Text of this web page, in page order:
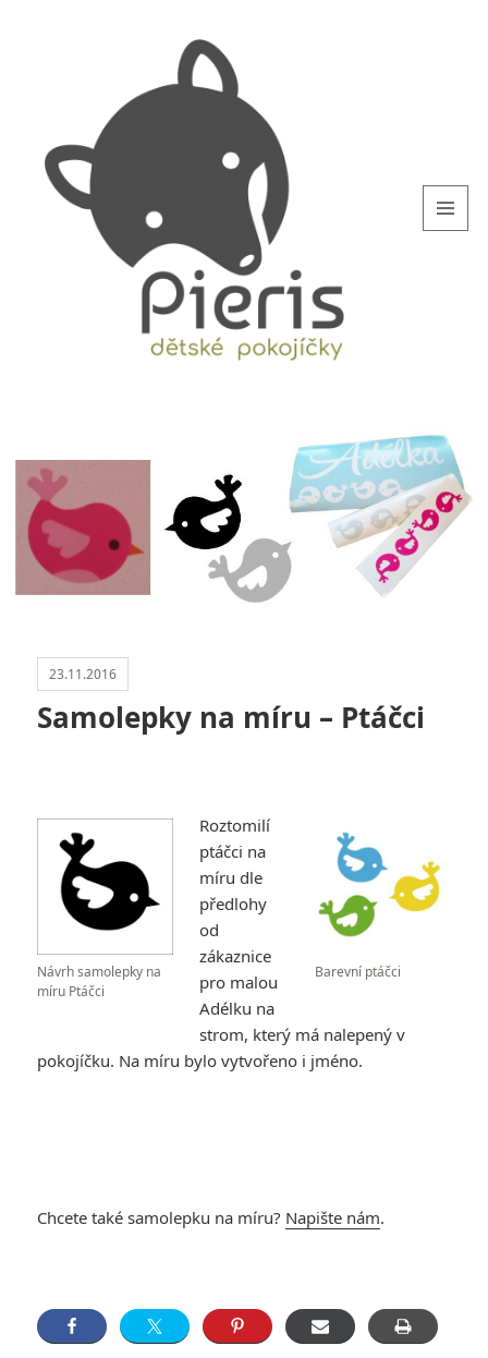
23.11.2016
Samolepky na míru – Ptáčci
Návrh samolepky na
míru Ptáčci
Barevní ptáčci
Roztomilí
ptáčci na
míru dle
předlohy
od
zákaznice
pro malou
Adélku na
strom, který má nalepený v
pokojíčku. Na míru bylo vytvořeno i jméno.
Chcete také samolepku na míru? Napište nám.